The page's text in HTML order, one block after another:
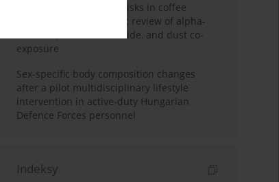
Synergistic respiratory risks in coffee
processing: a systematic review of alpha-
diketone, carbon monoxide, and dust co-
exposure
Sex-specific body composition changes
after a pilot multidisciplinary lifestyle
intervention in active-duty Hungarian
Defence Forces personnel
Indeksy